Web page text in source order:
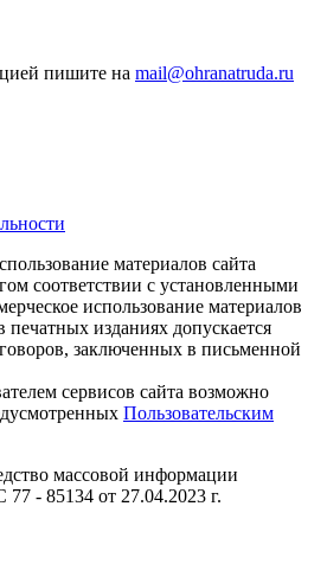
пишите на mail@ohranatruda.ru
материалов сайта
соответствии с установленными
использование материалов
печатных изданиях допускается
заключенных в письменной
сервисов сайта возможно
Пользовательским
массовой информации
- 85134 от 27.04.2023 г.